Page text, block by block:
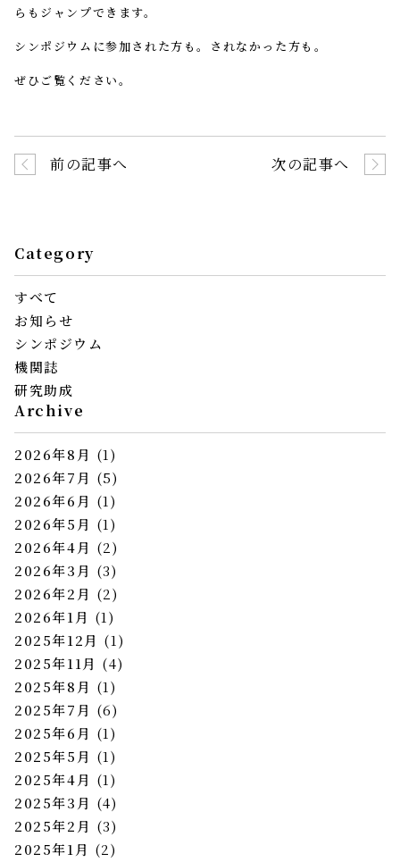
らもジャンプできます。
シンポジウムに参加された方も。されなかった方も。
ぜひご覧ください。
前の記事へ 次の記事へ
Category
すべて
お知らせ
シンポジウム
機関誌
研究助成
Archive
2026年8月 (1)
2026年7月 (5)
2026年6月 (1)
2026年5月 (1)
2026年4月 (2)
2026年3月 (3)
2026年2月 (2)
2026年1月 (1)
2025年12月 (1)
2025年11月 (4)
2025年8月 (1)
2025年7月 (6)
2025年6月 (1)
2025年5月 (1)
2025年4月 (1)
2025年3月 (4)
2025年2月 (3)
2025年1月 (2)